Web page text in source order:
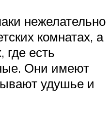
нежелательно
комнатах, а
где есть
Они имеют
удушье и